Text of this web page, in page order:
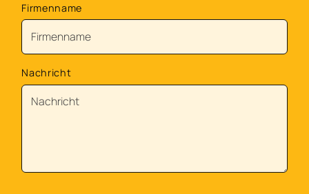
Firmenname
Nachricht